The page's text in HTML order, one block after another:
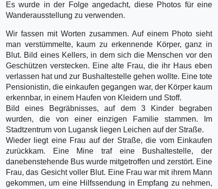
Es wurde in der Folge angedacht, diese Photos für eine
Wanderausstellung zu verwenden.
Wir fassen mit Worten zusammen. Auf einem Photo sieht
man verstümmelte, kaum zu erkennende Körper, ganz in
Blut. Bild eines Kellers, in dem sich die Menschen vor den
Geschützen verstecken. Eine alte Frau, die ihr Haus eben
verlassen hat und zur Bushaltestelle gehen wollte. Eine tote
Pensionistin, die einkaufen gegangen war, der Körper kaum
erkennbar, in einem Haufen von Kleidern und Stoff.
Bild eines Begräbnisses, auf dem 3 Kinder begraben
wurden, die von einer einzigen Familie stammen. Im
Stadtzentrum von Lugansk liegen Leichen auf der Straße.
Wieder liegt eine Frau auf der Straße, die vom Einkaufen
zurückkam. Eine Mine traf eine Bushaltestelle, der
danebenstehende Bus wurde mitgetroffen und zerstört. Eine
Frau, das Gesicht voller Blut. Eine Frau war mit ihrem Mann
gekommen, um eine Hilfssendung in Empfang zu nehmen,